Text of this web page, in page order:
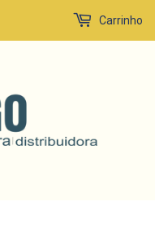
Carrinho